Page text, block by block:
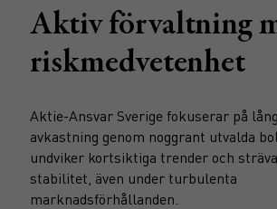
Aktiv förvaltning
riskmedvetenhet
Aktie-Ansvar Sverige fokuserar på
avkastning genom noggrant utvalda
undviker kortsiktiga trender och
stabilitet, även under turbulenta
marknadsförhållanden.